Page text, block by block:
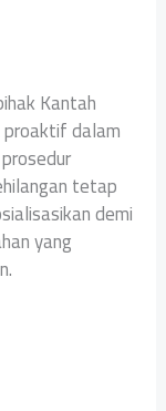
Kantah
dalam
tetap
demi
yang